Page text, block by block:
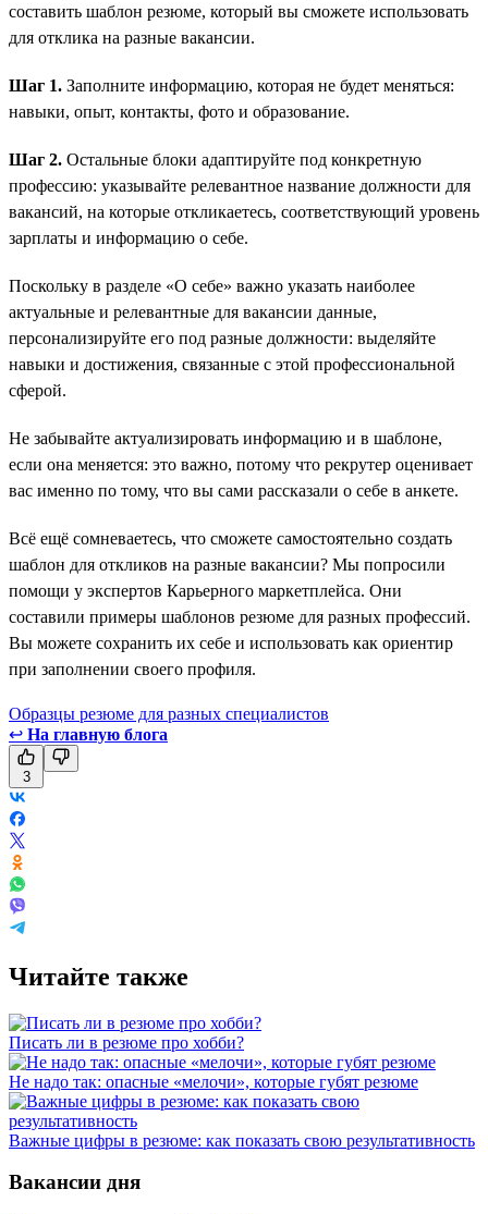
составить шаблон резюме, который вы сможете использовать
для отклика на разные вакансии.
Шаг 1. Заполните информацию, которая не будет меняться:
навыки, опыт, контакты, фото и образование.
Шаг 2. Остальные блоки адаптируйте под конкретную
профессию: указывайте релевантное название должности для
вакансий, на которые откликаетесь, соответствующий уровень
зарплаты и информацию о себе.
Поскольку в разделе «О себе» важно указать наиболее
актуальные и релевантные для вакансии данные,
персонализируйте его под разные должности: выделяйте
навыки и достижения, связанные с этой профессиональной
сферой.
Не забывайте актуализировать информацию и в шаблоне,
если она меняется: это важно, потому что рекрутер оценивает
вас именно по тому, что вы сами рассказали о себе в анкете.
Всё ещё сомневаетесь, что сможете самостоятельно создать
шаблон для откликов на разные вакансии? Мы попросили
помощи у экспертов Карьерного маркетплейса. Они
составили примеры шаблонов резюме для разных профессий.
Вы можете сохранить их себе и использовать как ориентир
при заполнении своего профиля.
Образцы резюме для разных специалистов
↩ На главную блога
3
Читайте также
Писать ли в резюме про хобби?
Не надо так: опасные «мелочи», которые губят резюме
Важные цифры в резюме: как показать свою результативность
Вакансии дня